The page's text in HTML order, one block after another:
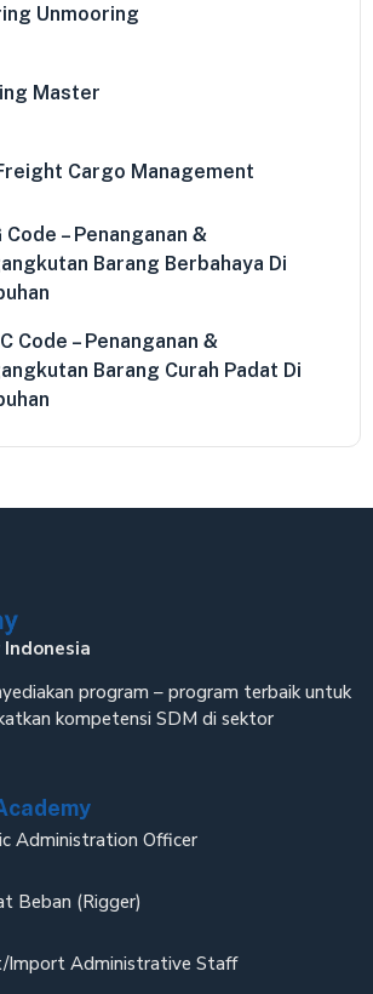
Unmooring
Master
Cargo Management
Code – Penanganan &
Barang Berbahaya Di
Code – Penanganan &
Barang Curah Padat Di
program – program terbaik untuk
kompetensi SDM di sektor
Administration Officer
Beban (Rigger)
Import Administrative Staff